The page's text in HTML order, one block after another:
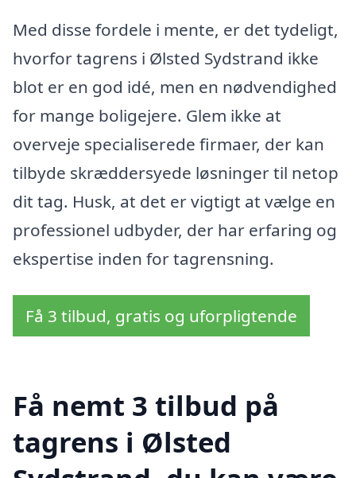
Med disse fordele i mente, er det tydeligt,
hvorfor tagrens i Ølsted Sydstrand ikke
blot er en god idé, men en nødvendighed
for mange boligejere. Glem ikke at
overveje specialiserede firmaer, der kan
tilbyde skræddersyede løsninger til netop
dit tag. Husk, at det er vigtigt at vælge en
professionel udbyder, der har erfaring og
ekspertise inden for tagrensning.
Få 3 tilbud, gratis og uforpligtende
Få nemt 3 tilbud på
tagrens i Ølsted